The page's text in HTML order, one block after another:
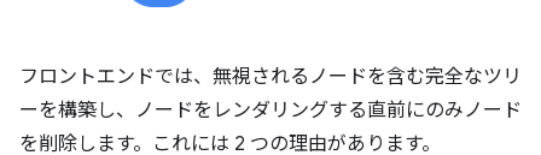
フロントエンドでは、無視されるノードを含む完全なツリ
ーを構築し、ノードをレンダリングする直前にのみノード
を削除します。これには 2 つの理由があります。